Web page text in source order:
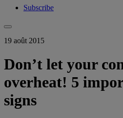
Subscribe
19 août 2015
Don’t let your
overheat! 5
signs